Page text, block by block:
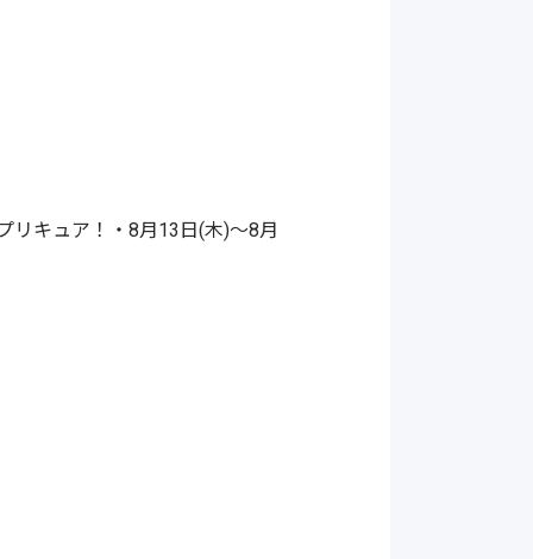
キュア！・8月13日(木)～8月